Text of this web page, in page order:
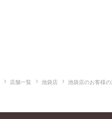
店舗一覧 池袋店
池袋店のお客様